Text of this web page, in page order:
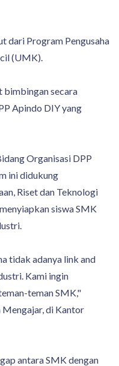
dari Program Pengusaha
(UMK).
bimbingan secara
Apindo DIY yang
Organisasi DPP
ini didukung
Riset dan Teknologi
siswa SMK
tidak adanya link and
Kami ingin
teman SMK,"
Mengajar, di Kantor
antara SMK dengan